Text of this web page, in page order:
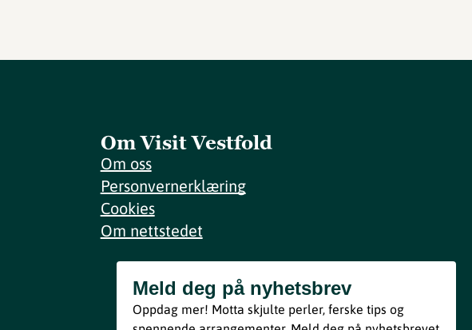
Om Visit Vestfold
Om oss
Personvernerklæring
Cookies
Om nettstedet
Meld deg på nyhetsbrev
Bli med
Meld deg på nyhetsbrev
Oppdag mer! Motta skjulte perler, ferske tips og